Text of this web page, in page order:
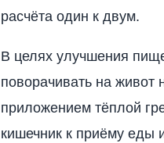
расчёта один к двум.
В целях улучшения
поворачивать на живот
приложением тёплой
кишечник к приёму еды